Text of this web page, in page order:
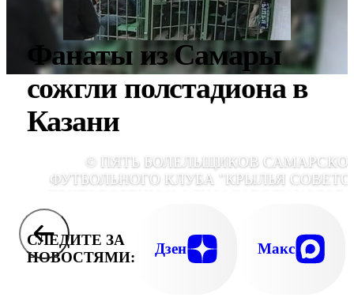
Фанаты из Самары
сожгли полстадиона в
Казани
© ПЯТЬ БОЛЕЛЬЩИКОВ
ФУТБОЛЬНОГО КЛУБА "КРЫЛЬЯ
СЛЕДИТЕ ЗА
НОВОСТЯМИ:
Дзен Макс